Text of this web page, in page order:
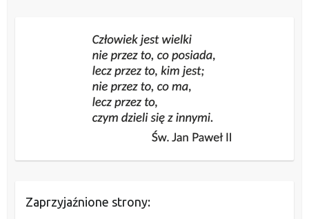
Zaprzyjaźnione strony: